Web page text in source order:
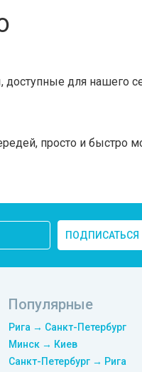
для нашего
просто и быстро
ПОДПИСАТЬСЯ
Популярные
Рига → Санкт-Петербург
Минск → Киев
Санкт-Петербург → Рига